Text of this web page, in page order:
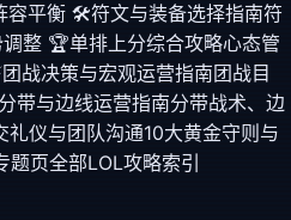
容平衡 🛠️符文与装备选择指南符
整 🏆单排上分综合攻略心态管
团战决策与宏观运营指南团战目
分带与边线运营指南分带战术、边
礼仪与团队沟通10大黄金守则与
题页全部LOL攻略索引